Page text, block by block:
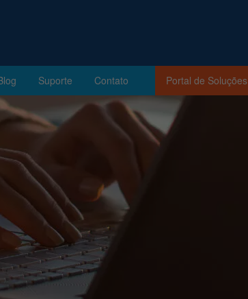
Suporte Contato Portal de Soluções